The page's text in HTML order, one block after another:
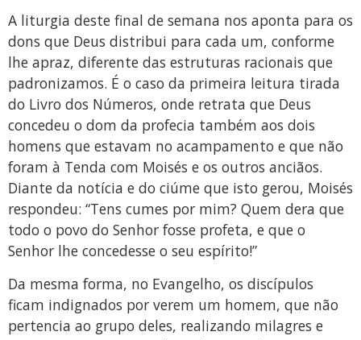
A liturgia deste final de semana nos aponta para os
dons que Deus distribui para cada um, conforme
lhe apraz, diferente das estruturas racionais que
padronizamos. É o caso da primeira leitura tirada
do Livro dos Números, onde retrata que Deus
concedeu o dom da profecia também aos dois
homens que estavam no acampamento e que não
foram à Tenda com Moisés e os outros anciãos.
Diante da notícia e do ciúme que isto gerou, Moisés
respondeu: “Tens cumes por mim? Quem dera que
todo o povo do Senhor fosse profeta, e que o
Senhor lhe concedesse o seu espírito!”
Da mesma forma, no Evangelho, os discípulos
ficam indignados por verem um homem, que não
pertencia ao grupo deles, realizando milagres e